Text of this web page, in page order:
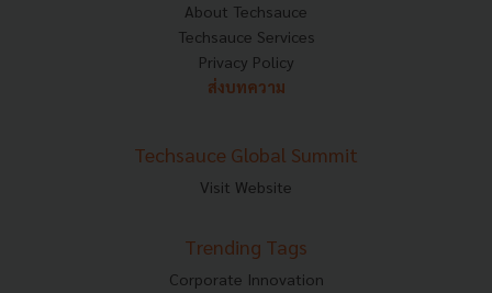
About Techsauce
Techsauce Services
Privacy Policy
ส่งบทความ
Techsauce Global Summit
Visit Website
Trending Tags
Corporate Innovation